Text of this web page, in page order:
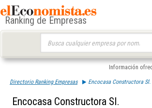
Ranking de Empresas
Información
Directorio Ranking Empresas Encocasa Constructora Sl.
Encocasa Constructora Sl.